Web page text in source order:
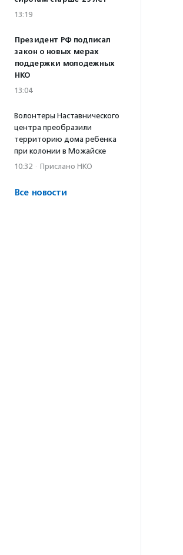
13:19
Президент РФ подписал
закон о новых мерах
поддержки молодежных
НКО
13:04
Волонтеры Наставнического
центра преобразили
территорию дома ребенка
при колонии в Можайске
10:32 · Прислано НКО
Все новости